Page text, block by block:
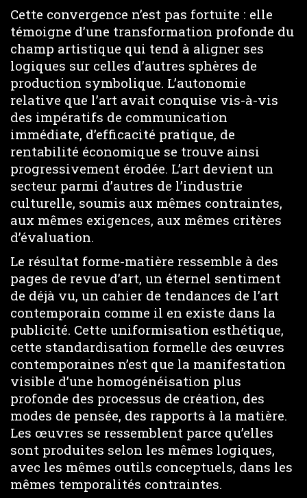
Cette convergence n’est pas fortuite : elle
témoigne d’une transformation profonde du
champ artistique qui tend à aligner ses
logiques sur celles d’autres sphères de
production symbolique. L’autonomie
relative que l’art avait conquise vis-à-vis
des impératifs de communication
immédiate, d’efficacité pratique, de
rentabilité économique se trouve ainsi
progressivement érodée. L’art devient un
secteur parmi d’autres de l’industrie
culturelle, soumis aux mêmes contraintes,
aux mêmes exigences, aux mêmes critères
d’évaluation.
Le résultat forme-matière ressemble à des
pages de revue d’art, un éternel sentiment
de déjà vu, un cahier de tendances de l’art
contemporain comme il en existe dans la
publicité. Cette uniformisation esthétique,
cette standardisation formelle des œuvres
contemporaines n’est que la manifestation
visible d’une homogénéisation plus
profonde des processus de création, des
modes de pensée, des rapports à la matière.
Les œuvres se ressemblent parce qu’elles
sont produites selon les mêmes logiques,
avec les mêmes outils conceptuels, dans les
mêmes temporalités contraintes.